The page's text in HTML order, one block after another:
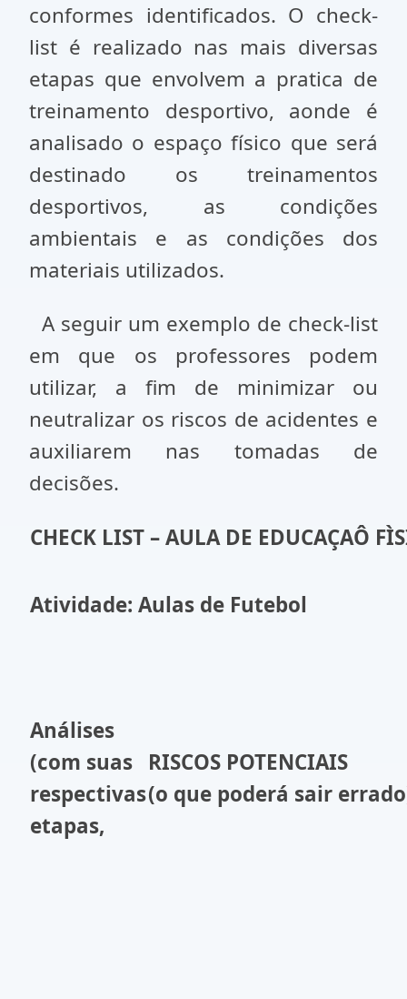
conformes identificados. O check-
list é realizado nas mais diversas
etapas que envolvem a pratica de
treinamento desportivo, aonde é
analisado o espaço físico que será
destinado os treinamentos
desportivos, as condições
ambientais e as condições dos
materiais utilizados.
A seguir um exemplo de check-list
em que os professores podem
utilizar, a fim de minimizar ou
neutralizar os riscos de acidentes e
auxiliarem nas tomadas de
decisões.
CHECK LIST – AULA DE EDUCAÇAÔ
Atividade: Aulas de Futebol
Análises
(com suas
respectivas
etapas,
RISCOS POTENCIAIS
(o que poderá sair